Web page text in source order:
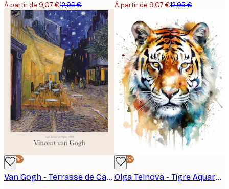
À partir de 9,07 €12,95 € À partir de 9,07 €12,95 €
-30%*
Van Gogh - Terrasse de Café la Nuit Poster
-30%*
Olga Telnova - Tigre Aquarelle Affiche